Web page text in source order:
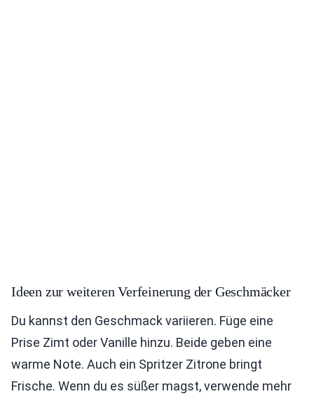
Ideen zur weiteren Verfeinerung der Geschmäcker
Du kannst den Geschmack variieren. Füge eine
Prise Zimt oder Vanille hinzu. Beide geben eine
warme Note. Auch ein Spritzer Zitrone bringt
Frische. Wenn du es süßer magst, verwende mehr